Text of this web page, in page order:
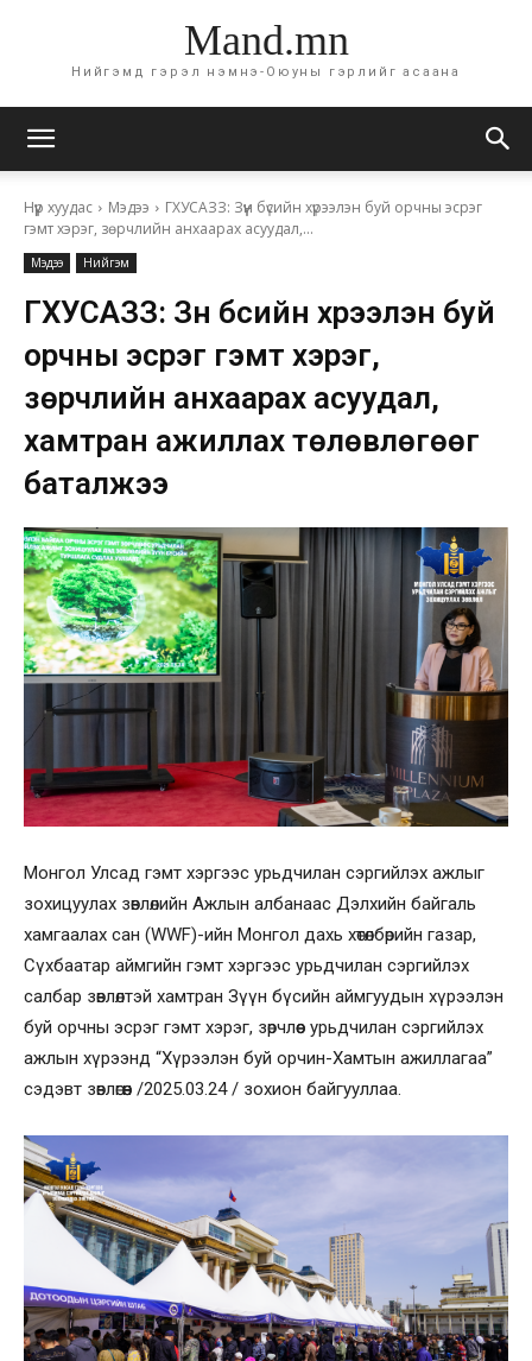
Mand.mn
Нийгэмд гэрэл нэмнэ-Оюуны гэрлийг асаана
Нүүр хуудас Мэдээ
ГХУСАЗЗ: Зүүн бүсийн хүрээлэн буй орчны эсрэг
гэмт хэрэг, зөрчлийн анхаарах асуудал,...
Мэдээ Нийгэм
ГХУСАЗЗ: Зүүн бүсийн хүрээлэн буй
орчны эсрэг гэмт хэрэг,
зөрчлийн анхаарах асуудал,
хамтран ажиллах төлөвлөгөөг
баталжээ
Монгол Улсад гэмт хэргээс урьдчилан сэргийлэх ажлыг
зохицуулах зөвлөлийн Ажлын албанаас Дэлхийн байгаль
хамгаалах сан (WWF)-ийн Монгол дахь хөтөлбөрийн газар,
Сүхбаатар аймгийн гэмт хэргээс урьдчилан сэргийлэх
салбар зөвлөлтэй хамтран Зүүн бүсийн аймгуудын хүрээлэн
буй орчны эсрэг гэмт хэрэг, зөрчлөөс урьдчилан сэргийлэх
ажлын хүрээнд “Хүрээлэн буй орчин-Хамтын ажиллагаа”
сэдэвт зөвлөгөөн /2025.03.24 / зохион байгууллаа.